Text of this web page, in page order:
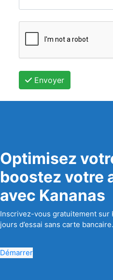
Envoyer
Optimisez
boostez votre
avec Kananas
Inscrivez-vous gratuitement sur
jours d’essai sans carte bancaire.
Démarrer